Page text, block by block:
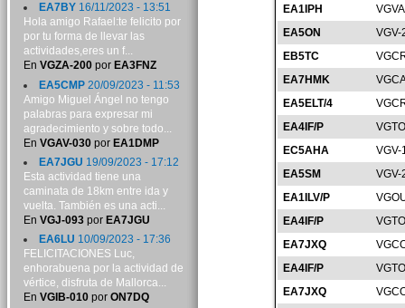
EA1IPH
EA5ON
VGV-
EB5TC
EA7HMK
EA5ELT/4
EA4IF/P
EC5AHA
VGV-
EA5SM
VGV-
EA1ILV/P
EA4IF/P
EA7JXQ
EA4IF/P
EA7JXQ
EA7BY16/11/2023 - 13:51
Hola amigo Rafael:te felicito por
por tu forma de llevar las
actividades,eres un f...
En VGZA-200por EA3FNZ
EA5CMP20/09/2023 - 11:53
Amigo Miguel Ángel no tengo
palabras para expresar mi
agradecimiento y sobre todo...
En VGAV-030por EA1DMP
EA7JGU 19/09/2023 - 17:12
Esta actividad tiene una
caminata de 18km entre ida y
vuelta. También es una acti...
En VGJ-093por EA7JGU
EA6LU 10/09/2023 - 17:36
FELICITACIONES Luc,
enhorabuena por la actividad de
vértice, disfruta de Mallorca...
En VGIB-010por ON7DQ